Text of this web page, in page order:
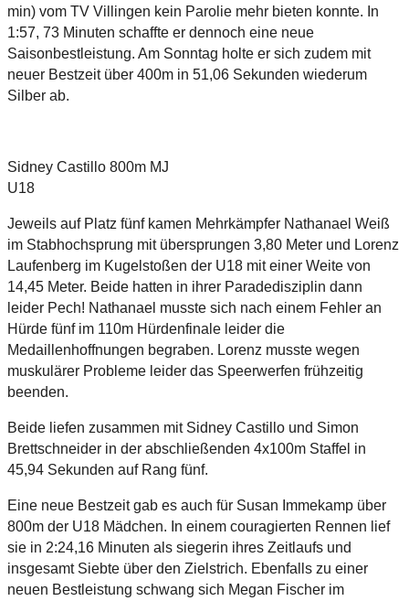
min) vom TV Villingen kein Parolie mehr bieten konnte. In
1:57, 73 Minuten schaffte er dennoch eine neue
Saisonbestleistung. Am Sonntag holte er sich zudem mit
neuer Bestzeit über 400m in 51,06 Sekunden wiederum
Silber ab.
Sidney Castillo 800m MJ
U18
Jeweils auf Platz fünf kamen Mehrkämpfer Nathanael Weiß
im Stabhochsprung mit übersprungen 3,80 Meter und Lorenz
Laufenberg im Kugelstoßen der U18 mit einer Weite von
14,45 Meter. Beide hatten in ihrer Paradedisziplin dann
leider Pech! Nathanael musste sich nach einem Fehler an
Hürde fünf im 110m Hürdenfinale leider die
Medaillenhoffnungen begraben. Lorenz musste wegen
muskulärer Probleme leider das Speerwerfen frühzeitig
beenden.
Beide liefen zusammen mit Sidney Castillo und Simon
Brettschneider in der abschließenden 4x100m Staffel in
45,94 Sekunden auf Rang fünf.
Eine neue Bestzeit gab es auch für Susan Immekamp über
800m der U18 Mädchen. In einem couragierten Rennen lief
sie in 2:24,16 Minuten als siegerin ihres Zeitlaufs und
insgesamt Siebte über den Zielstrich. Ebenfalls zu einer
neuen Bestleistung schwang sich Megan Fischer im